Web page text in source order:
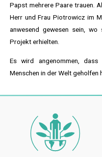
Papst mehrere Paare trauen.
Herr und Frau Piotrowicz im
anwesend gewesen sein,
Projekt erhielten.
Es wird angenommen,
Menschen in der Welt geholfen